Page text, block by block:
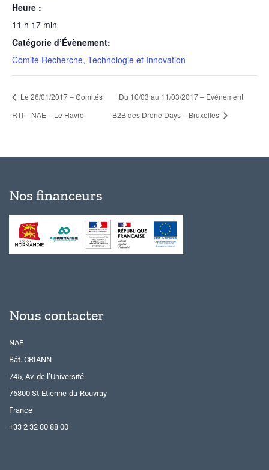
Heure :
11 h 17 min
Catégorie d’Évènement:
Comité Recherche, Technologie et Innovation
Le 26/01/2017 – Comités
RTI – NAE – Le Havre
Du 10/03 au 11/03/2017 – Evénement
B2B des Drone Days – Bruxelles
Nos financeurs
Nous contacter
NAE
Bât. CRIANN
745, Av. de l’Université
76800 St-Etienne-du-Rouvray
France
+33 2 32 80 88 00